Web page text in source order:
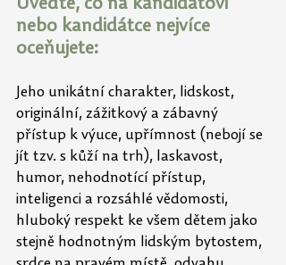
Uveďte, co na kandidátovi
nebo kandidátce nejvíce
oceňujete:
Jeho unikátní charakter, lidskost,
originální, zážitkový a zábavný
přístup k výuce, upřímnost (nebojí se
jít tzv. s kůží na trh), laskavost,
humor, nehodnotící přístup,
inteligenci a rozsáhlé vědomosti,
hluboký respekt ke všem dětem jako
stejně hodnotným lidským bytostem,